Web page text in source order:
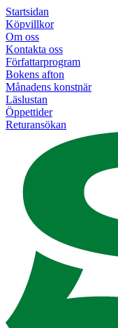
Startsidan
Köpvillkor
Om oss
Kontakta oss
Författarprogram
Bokens afton
Månadens konstnär
Läslustan
Öppettider
Returansökan